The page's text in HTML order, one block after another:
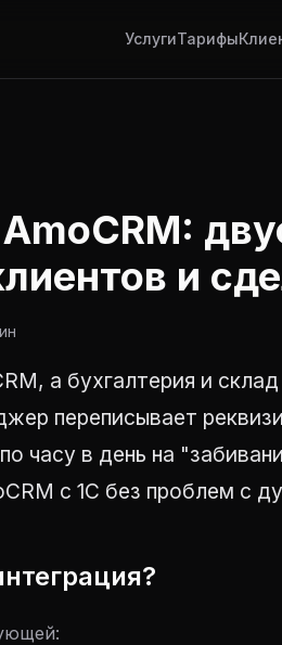
УслугиТарифы
и
а бухгалтерия и
переписывает
часу в день на
с 1С без проблем с